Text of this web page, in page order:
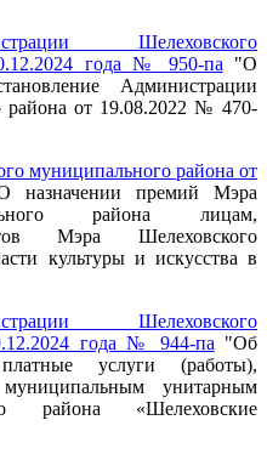
Шелеховского
года № 950-па "О
Администрации
района от 19.08.2022 № 470-
муниципального района от
назначении премий Мэра
района лицам,
Мэра Шелеховского
культуры и искусства в
Шелеховского
года № 944-па "Об
услуги (работы),
унитарным
района «Шелеховские